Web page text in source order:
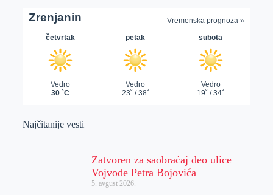
Najčitanije vesti
Zatvoren za saobraćaj deo ulice
Vojvode Petra Bojovića
5. avgust 2026.